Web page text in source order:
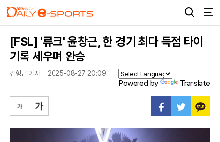
[FSL] '류크' 윤창근, 한 경기 최다 득점 타이
기록 세우며 완승
김형근 기자 2025-08-27 20:09
Powered by Translate